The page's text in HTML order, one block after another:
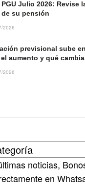
PGU Julio 2026: Revise
de su pensión
2026
previsional sube
aumento y qué cambia
2026
noticias,
en